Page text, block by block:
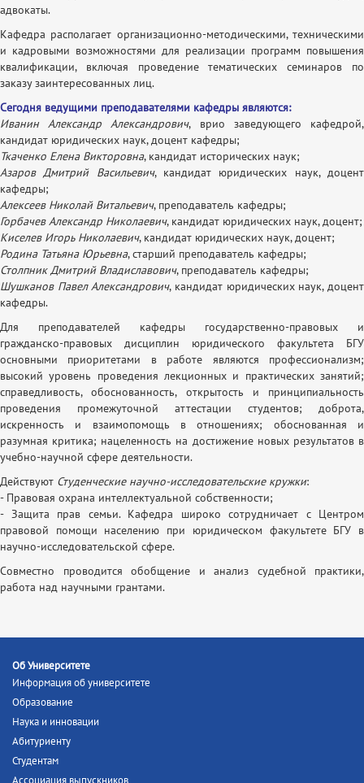
адвокаты.
Кафедра располагает организационно-методическими, техническими
и кадровыми возможностями для реализации программ повышения
квалификации, включая проведение тематических семинаров по
заказу заинтересованных лиц.
Сегодня ведущими преподавателями кафедры являются:
Иванин Александр Александрович, врио заведующего кафедрой,
кандидат юридических наук, доцент кафедры;
Ткаченко Елена Викторовна, кандидат исторических наук;
Азаров Дмитрий Васильевич, кандидат юридических наук, доцент
кафедры;
Алексеев Николай Витальевич, преподаватель кафедры;
Горбачев Александр Николаевич, кандидат юридических наук, доцент;
Киселев Игорь Николаевич, кандидат юридических наук, доцент;
Родина Татьяна Юрьевна, старший преподаватель кафедры;
Столпник Дмитрий Владиславович, преподаватель кафедры;
Шушканов Павел Александрович, кандидат юридических наук, доцент
кафедры.
Для преподавателей кафедры государственно-правовых и
гражданско-правовых дисциплин юридического факультета БГУ
основными приоритетами в работе являются профессионализм;
высокий уровень проведения лекционных и практических занятий;
справедливость, обоснованность, открытость и принципиальность
проведения промежуточной аттестации студентов; доброта,
искренность и взаимопомощь в отношениях; обоснованная и
разумная критика; нацеленность на достижение новых результатов в
учебно-научной сфере деятельности.
Действуют Студенческие научно-исследовательские кружки:
- Правовая охрана интеллектуальной собственности;
- Защита прав семьи. Кафедра широко сотрудничает с Центром
правовой помощи населению при юридическом факультете БГУ в
научно-исследовательской сфере.
Совместно проводится обобщение и анализ судебной практики,
работа над научными грантами.
Об Университете
Информация об университете
Образование
Наука и инновации
Абитуриенту
Студентам
Ассоциация выпускников